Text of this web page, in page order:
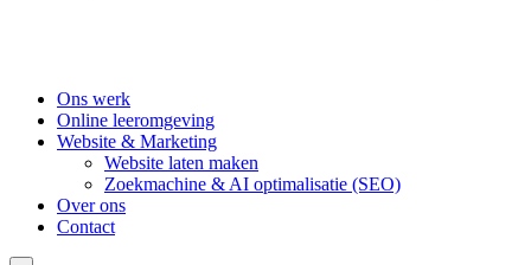
Ons werk
Online leeromgeving
Website & Marketing
Website laten maken
Zoekmachine & AI optimalisatie (SEO)
Over ons
Contact